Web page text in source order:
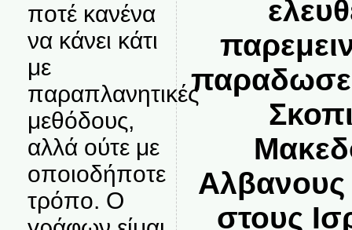
ποτέ κανένα
να κάνει κάτι
με
παραπλανητικές
μεθόδους,
αλλά ούτε με
οποιοδήποτε
τρόπο. Ο
Αλβανους
στους